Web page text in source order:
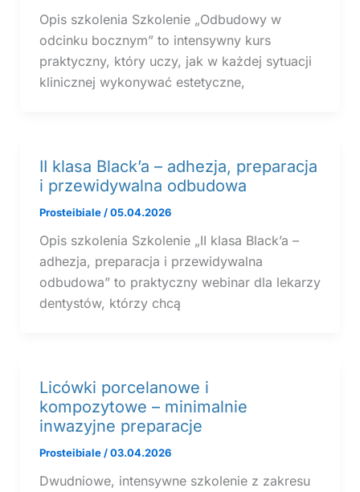
Opis szkolenia Szkolenie „Odbudowy w
odcinku bocznym” to intensywny kurs
praktyczny, który uczy, jak w każdej sytuacji
klinicznej wykonywać estetyczne,
II klasa Black’a – adhezja, preparacja
i przewidywalna odbudowa
Prosteibiale /05.04.2026
Opis szkolenia Szkolenie „II klasa Black’a –
adhezja, preparacja i przewidywalna
odbudowa” to praktyczny webinar dla lekarzy
dentystów, którzy chcą
Licówki porcelanowe i
kompozytowe – minimalnie
inwazyjne preparacje
Prosteibiale /03.04.2026
Dwudniowe, intensywne szkolenie z zakresu